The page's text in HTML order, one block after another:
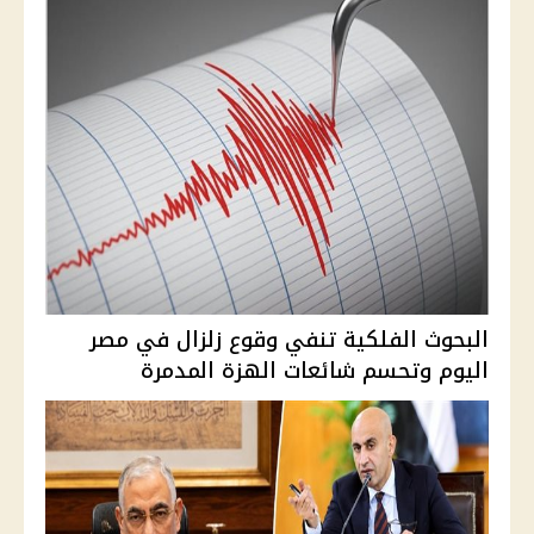
البحوث الفلكية تنفي وقوع زلزال في مصر
اليوم وتحسم شائعات الهزة المدمرة